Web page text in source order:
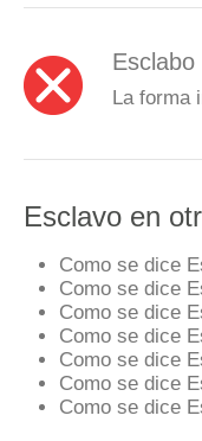
Esclabo
La forma
Esclavo en
Como se dice
Como se dice
Como se dice
Como se dice
Como se dice
Como se dice
Como se dice